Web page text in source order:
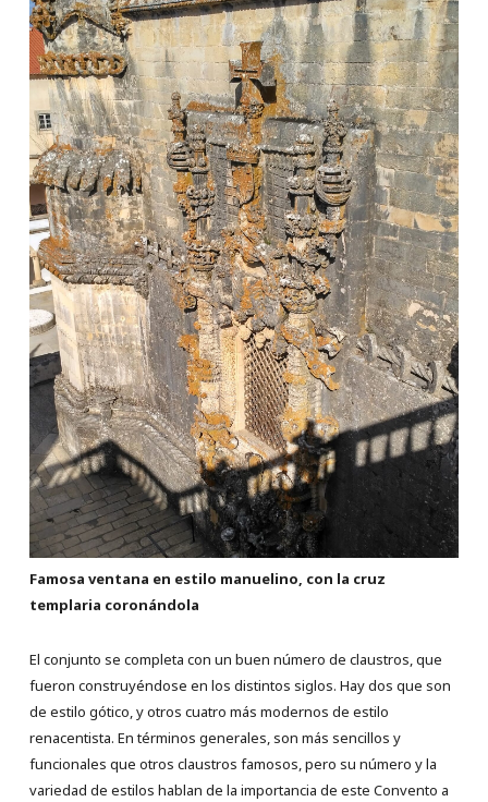
Famosa ventana en estilo manuelino, con la cruz
templaria coronándola
El conjunto se completa con un buen número de claustros, que
fueron construyéndose en los distintos siglos. Hay dos que son
de estilo gótico, y otros cuatro más modernos de estilo
renacentista. En términos generales, son más sencillos y
funcionales que otros claustros famosos, pero su número y la
variedad de estilos hablan de la importancia de este Convento a